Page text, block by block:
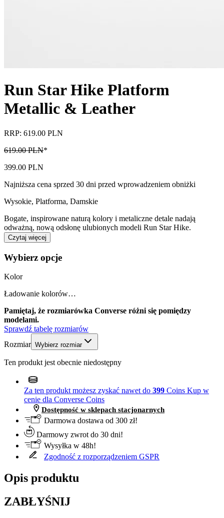
Run Star Hike Platform
Metallic & Leather
RRP: 619.00 PLN
619.00 PLN*
399.00 PLN
Najniższa cena sprzed 30 dni przed wprowadzeniem obniżki
Wysokie, Platforma, Damskie
Bogate, inspirowane naturą kolory i metaliczne detale nadają
odważną, nową odsłonę ulubionych modeli Run Star Hike.
Czytaj więcej
Wybierz opcje
Kolor
Ładowanie kolorów…
Pamiętaj, że rozmiarówka Converse różni się pomiędzy
modelami.
Sprawdź tabelę rozmiarów
Rozmiar Wybierz rozmiar
Ten produkt jest obecnie niedostępny
Za ten produkt możesz zyskać nawet do 399 Coins Kup w
cenie dla Converse Coins
Dostępność w sklepach stacjonarnych
Darmowa dostawa od 300 zł!
Darmowy zwrot do 30 dni!
Wysyłka w 48h!
Zgodność z rozporządzeniem GSPR
Opis produktu
ZABŁYŚNIJ